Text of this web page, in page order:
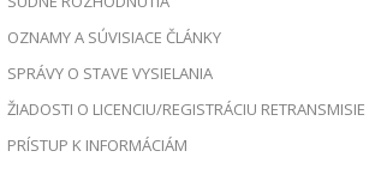
OZNAMY A SÚVISIACE ČLÁNKY
SPRÁVY O STAVE VYSIELANIA
ŽIADOSTI O LICENCIU/REGISTRÁCIU RETRANSMISIE
PRÍSTUP K INFORMÁCIÁM